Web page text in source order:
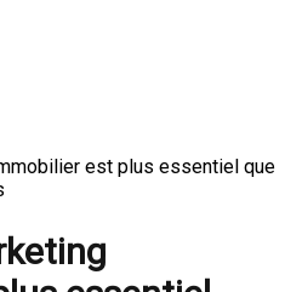
est plus essentiel que